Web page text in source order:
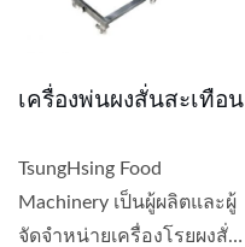
เครื่องพ่นผงสั่นสะเทือน
TsungHsing Food
Machinery เป็นผู้ผลิตและผู้
จัดจำหน่ายเครื่องโรยผงสั่น